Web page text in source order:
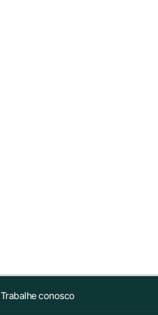
Trabalhe conosco